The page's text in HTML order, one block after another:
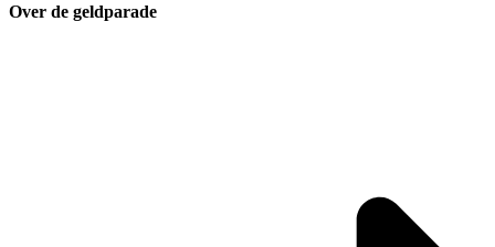
Over de geldparade